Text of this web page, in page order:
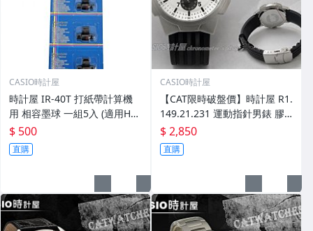
CASIO時計屋
時計屋 IR-40T 打紙帶計算機
用 相容墨球 一組5入 (適用HR-
100RC、HR-150RC)
$ 500
直購
CASIO時計屋
【CAT限時破盤價】時計屋 R1.
149.21.231 運動指針男錶 膠
質錶帶 日星期顯示 防水100米
$ 2,850
直購